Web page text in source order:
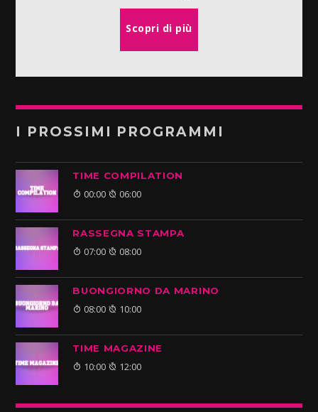
Scopri di più
I PROSSIMI PROGRAMMI
TIME COMPILATION
00:00 06:00
RASSEGNA STAMPA
07:00 08:00
BUONGIORNO DA MARINO
08:00 10:00
TIME MAGAZINE
10:00 12:00